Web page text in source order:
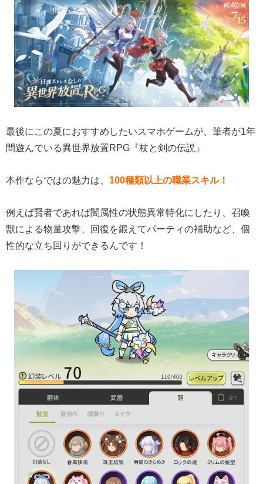
最後にこの夏におすすめしたいスマホゲームが、筆者が1年
間遊んでいる異世界放置RPG『杖と剣の伝説』
本作ならではの魅力は、 100種類以上の職業スキル！
例えば賢者であれば闇属性の状態異常特化にしたり、召喚
獣による物量攻撃、回復を鍛えてパーティの補助など、個
性的な立ち回りができるんです！